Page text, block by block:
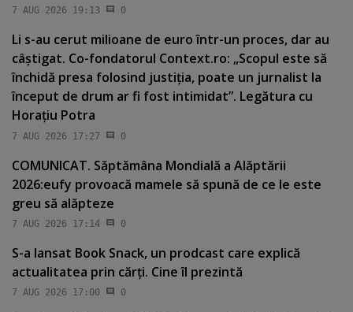
7 AUG 2026 19:13 0
Li s-au cerut milioane de euro într-un proces, dar au
câştigat. Co-fondatorul Context.ro: „Scopul este să
închidă presa folosind justiţia, poate un jurnalist la
început de drum ar fi fost intimidat”. Legătura cu
Horaţiu Potra
7 AUG 2026 17:27 0
COMUNICAT. Săptămâna Mondială a Alăptării
2026:eufy provoacă mamele să spună de ce le este
greu să alăpteze
7 AUG 2026 17:14 0
S-a lansat Book Snack, un prodcast care explică
actualitatea prin cărţi. Cine îl prezintă
7 AUG 2026 17:00 0